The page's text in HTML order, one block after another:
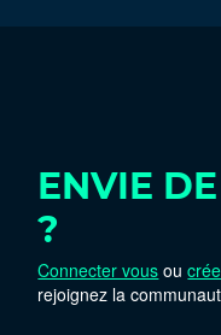
ENVIE
?
Connecter vous ou
rejoignez la